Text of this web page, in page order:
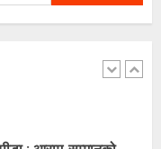
‘हेल्दी स्न्याक्स’